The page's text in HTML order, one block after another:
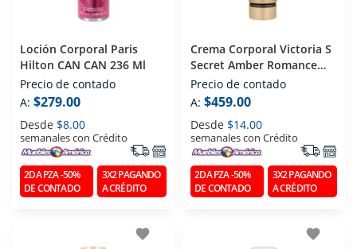
Loción Corporal Paris
Hilton CAN CAN 236 Ml
Precio de contado
A: $279.00
Desde $8.00
semanales con Crédito
2DA PZA -50%
DE CONTADO
3X2 PAGANDO
A CRÉDITO
Crema Corporal Victoria S
Secret Amber Romance
236 Ml
Precio de contado
A: $459.00
Desde $14.00
semanales con Crédito
2DA PZA -50%
DE CONTADO
3X2 PAGANDO
A CRÉDITO
favorite favorite